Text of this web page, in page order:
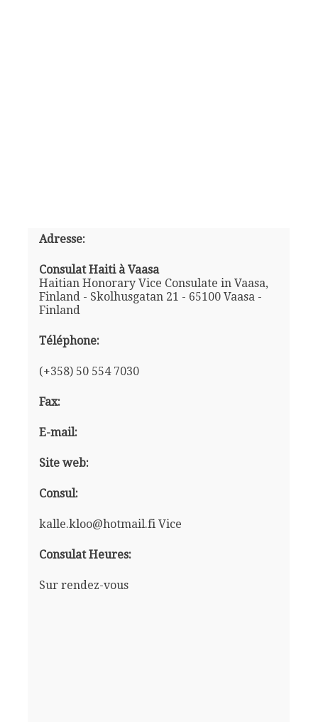
Adresse:
Consulat Haiti à Vaasa
Haitian Honorary Vice Consulate in Vaasa,
Finland - Skolhusgatan 21 - 65100 Vaasa -
Finland
Téléphone:
(+358) 50 554 7030
Fax:
E-mail:
Site web:
Consul:
kalle.kloo@hotmail.fi Vice
Consulat Heures:
Sur rendez-vous